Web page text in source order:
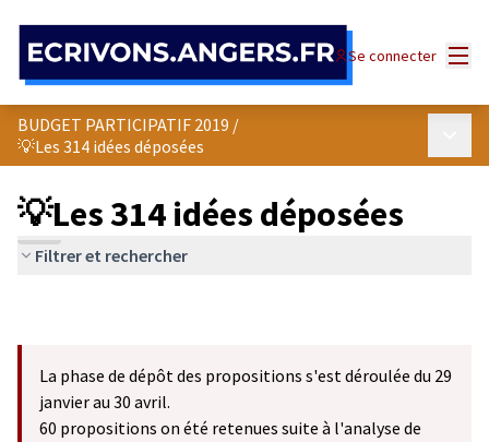
Se connecter
BUDGET PARTICIPATIF 2019 /
💡Les 314 idées déposées
💡Les 314 idées déposées
Filtrer et rechercher
La phase de dépôt des propositions s'est déroulée du 29
janvier au 30 avril.
60 propositions on été retenues suite à l'analyse de